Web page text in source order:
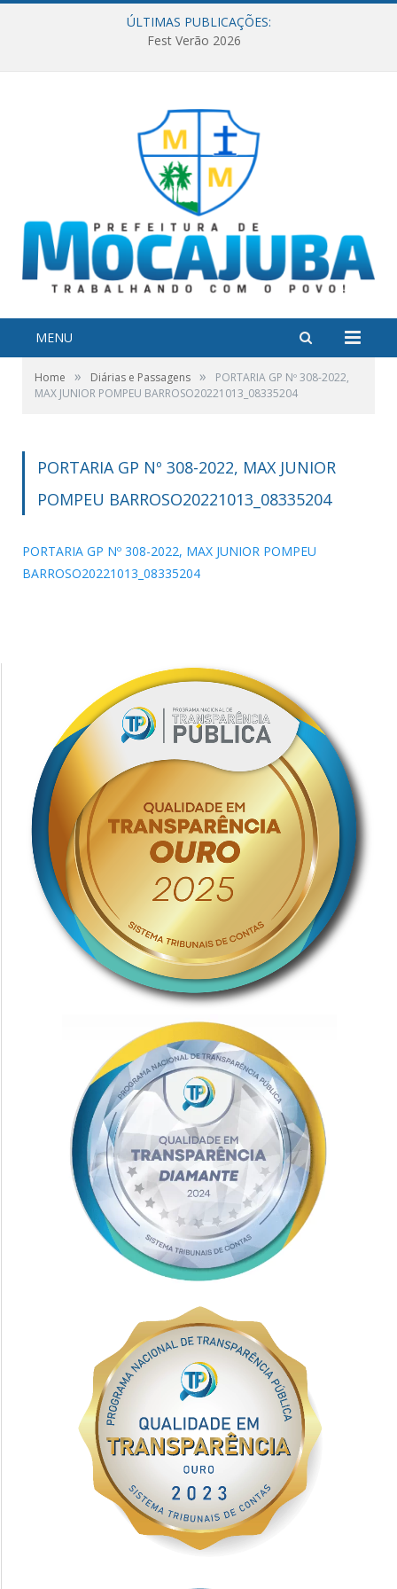
ÚLTIMAS PUBLICAÇÕES:
Fest Verão 2026
MENU
Home » Diárias e Passagens »
PORTARIA GP Nº 308-2022,
MAX JUNIOR POMPEU BARROSO20221013_08335204
PORTARIA GP Nº 308-2022, MAX JUNIOR
POMPEU BARROSO20221013_08335204
PORTARIA GP Nº 308-2022, MAX JUNIOR POMPEU
BARROSO20221013_08335204